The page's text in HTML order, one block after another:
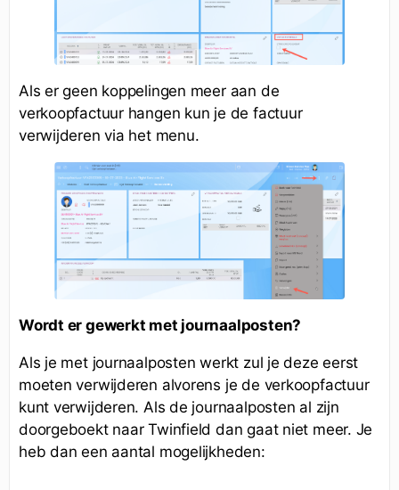
Als er geen koppelingen meer aan de
verkoopfactuur hangen kun je de factuur
verwijderen via het menu.
Wordt er gewerkt met journaalposten?
Als je met journaalposten werkt zul je deze eerst
moeten verwijderen alvorens je de verkoopfactuur
kunt verwijderen. Als de journaalposten al zijn
doorgeboekt naar Twinfield dan gaat niet meer. Je
heb dan een aantal mogelijkheden: